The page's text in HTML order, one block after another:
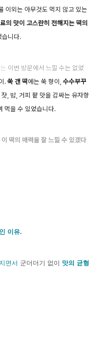
이외는 아무것도 먹지 않고 있는
의 맛이 고스란히 전해지는 떡의
습니다.
이번 방문에서 느낄 수는 없었
.쑥 갠 떡에는 쑥 향이, 수수부꾸
잣, 밤, 거피 팥 맛을 감싸는 유자향
먹을 수 있었습니다.
떡의 매력을 잘 느낄 수 있겠다
이유.
면서 군더더기 없이 맛의 균형